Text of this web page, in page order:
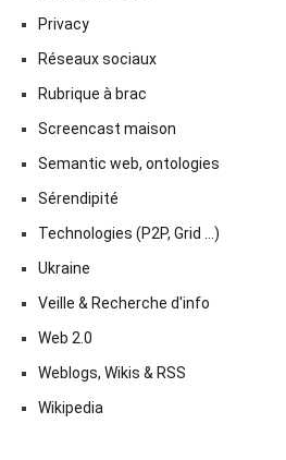
Privacy
Réseaux sociaux
Rubrique à brac
Screencast maison
Semantic web, ontologies
Sérendipité
Technologies (P2P, Grid …)
Ukraine
Veille & Recherche d'info
Web 2.0
Weblogs, Wikis & RSS
Wikipedia